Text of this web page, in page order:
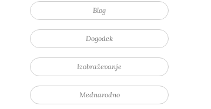
Blog
Dogodek
Izobraževanje
Mednarodno